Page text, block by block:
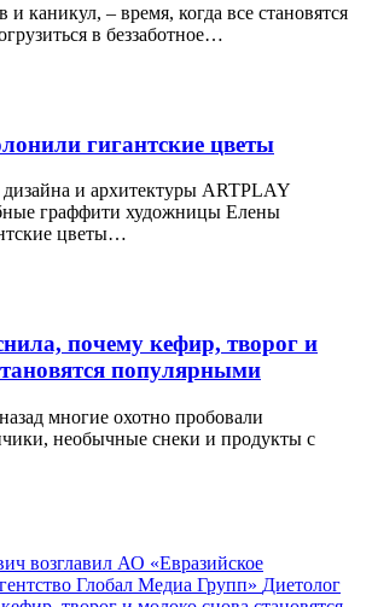
и каникул, – время, когда все становятся
в беззаботное…
гигантские цветы
и архитектуры ARTPLAY
граффити художницы Елены
цветы…
почему кефир, творог и
популярными
многие охотно пробовали
необычные снеки и продукты с
возглавил АО «Евразийское
Глобал Медиа Групп» Диетолог